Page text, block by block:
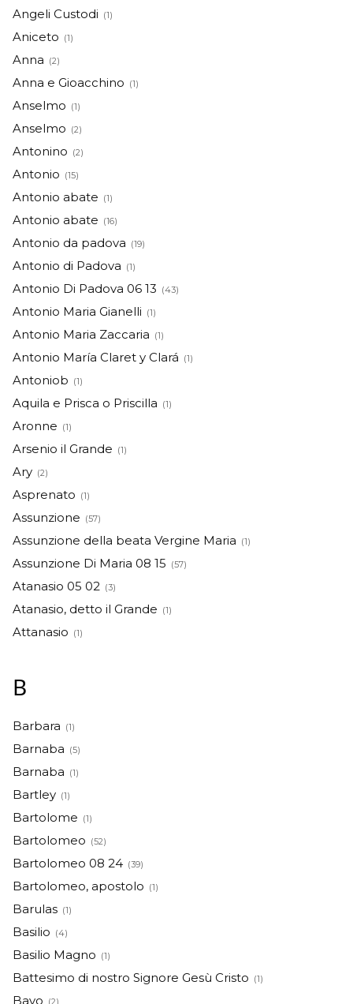
Angeli Custodi (1)
Aniceto (1)
Anna (2)
Anna e Gioacchino (1)
Anselmo (1)
Anselmo (2)
Antonino (2)
Antonio (15)
Antonio abate (1)
Antonio abate (16)
Antonio da padova (19)
Antonio di Padova (1)
Antonio Di Padova 06 13 (43)
Antonio Maria Gianelli (1)
Antonio Maria Zaccaria (1)
Antonio María Claret y Clará (1)
Antoniob (1)
Aquila e Prisca o Priscilla (1)
Aronne (1)
Arsenio il Grande (1)
Ary (2)
Asprenato (1)
Assunzione (57)
Assunzione della beata Vergine Maria (1)
Assunzione Di Maria 08 15 (57)
Atanasio 05 02 (3)
Atanasio, detto il Grande (1)
Attanasio (1)
B
Barbara (1)
Barnaba (5)
Barnaba (1)
Bartley (1)
Bartolome (1)
Bartolomeo (52)
Bartolomeo 08 24 (39)
Bartolomeo, apostolo (1)
Barulas (1)
Basilio (4)
Basilio Magno (1)
Battesimo di nostro Signore Gesù Cristo (1)
Bavo (2)